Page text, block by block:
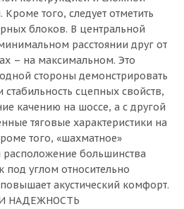
того, следует отметить
блоков. В центральной
расстоянии друг от
– на максимальном. Это
стороны демонстрировать
сцепных свойств,
качению на шоссе, а с другой
тяговые характеристики на
того, «шахматное»
большинства
углом относительно
акустический комфорт.
НАДЕЖНОСТЬ